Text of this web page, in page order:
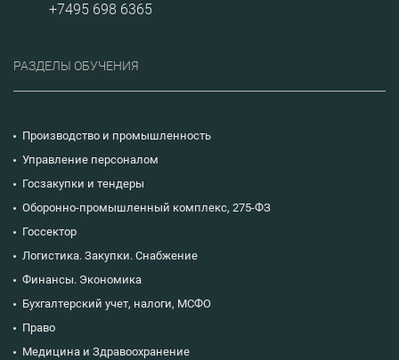
+7495 698 6365
РАЗДЕЛЫ ОБУЧЕНИЯ
Производство и промышленность
Управление персоналом
Госзакупки и тендеры
Оборонно-промышленный комплекс, 275-ФЗ
Госсектор
Логистика. Закупки. Снабжение
Финансы. Экономика
Бухгалтерский учет, налоги, МСФО
Право
Медицина и Здравоохранение